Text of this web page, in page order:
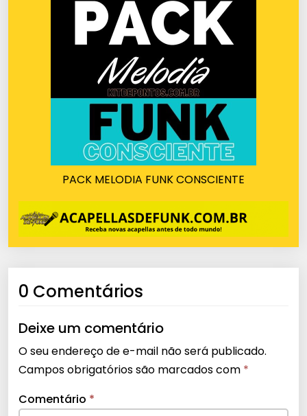
PACK MELODIA FUNK CONSCIENTE
0 Comentários
Deixe um comentário
O seu endereço de e-mail não será publicado.
Campos obrigatórios são marcados com *
Comentário *